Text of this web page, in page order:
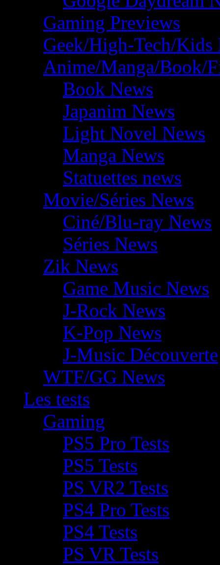
Gaming Previews
Geek/High-Tech/Kids
Anime/Manga/Book/
Book News
Japanim News
Light Novel News
Manga News
Statuettes news
Movie/Séries News
Ciné/Blu-ray News
Séries News
Zik News
Game Music News
J-Rock News
K-Pop News
J-Music Découverte
WTF/GG News
Les tests
Gaming
PS5 Pro Tests
PS5 Tests
PS VR2 Tests
PS4 Pro Tests
PS4 Tests
PS VR Tests